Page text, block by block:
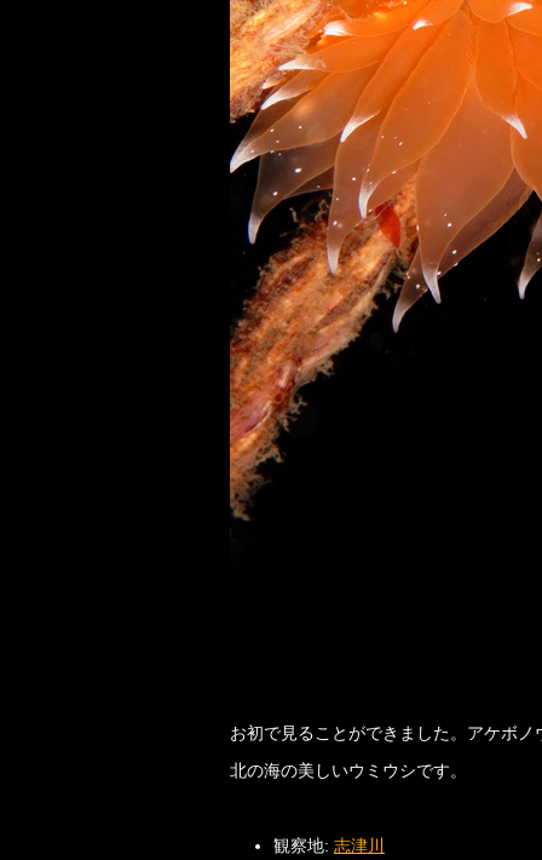
お初で見ることができました。アケボノ
北の海の美しいウミウシです。
観察地: 志津川